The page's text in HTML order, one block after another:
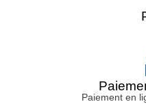
Paiement en